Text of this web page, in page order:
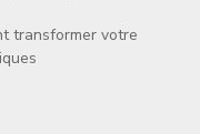
transformer votre